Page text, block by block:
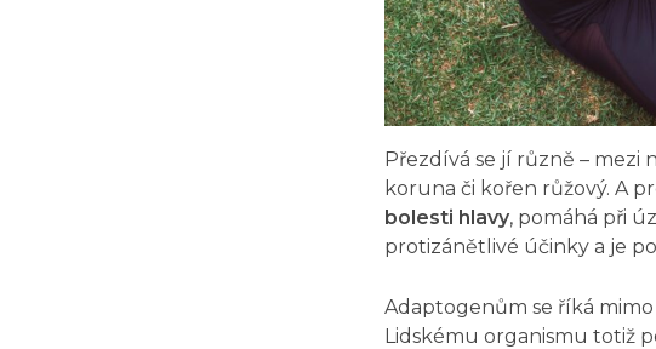
Přezdívá se jí různě – mezi
koruna či kořen růžový. A
bolesti hlavy, pomáhá při
protizánětlivé účinky a je
Adaptogenům se říká
Lidskému organismu totiž